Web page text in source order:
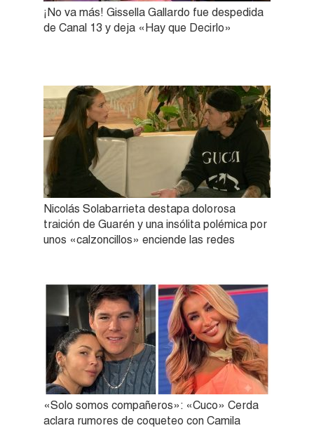
¡No va más! Gissella Gallardo fue despedida
de Canal 13 y deja «Hay que Decirlo»
Nicolás Solabarrieta destapa dolorosa
traición de Guarén y una insólita polémica por
unos «calzoncillos» enciende las redes
«Solo somos compañeros»: «Cuco» Cerda
aclara rumores de coqueteo con Camila